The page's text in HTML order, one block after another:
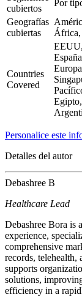
cubiertos
Por
Geografías
cubiertas
Countries
Covered
Personalice este
Detalles del autor
Debashree B
Healthcare Lead
Debashree Bora is
experience,
comprehensive
records, telehealth,
supports
solutions,
efficiency in a